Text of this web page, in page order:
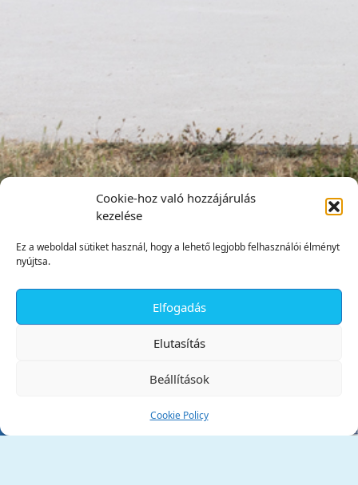
Cookie-hoz való hozzájárulás
kezelése
Ez a weboldal sütiket használ, hogy a lehető legjobb felhasználói élményt
nyújtsa.
Elfogadás
Elutasítás
Beállítások
Cookie Policy
Tata Város Önkormányzata
✕